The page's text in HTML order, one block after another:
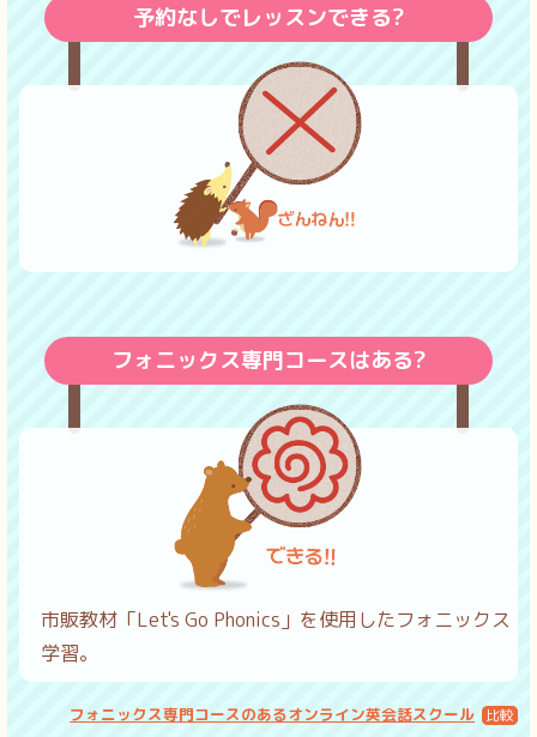
予約なしでレッスンできる?
フォニックス専門コースはある?
市販教材「Let's Go Phonics」を使用したフォニックス
学習。
フォニックス専門コースのあるオンライン英会話スクール